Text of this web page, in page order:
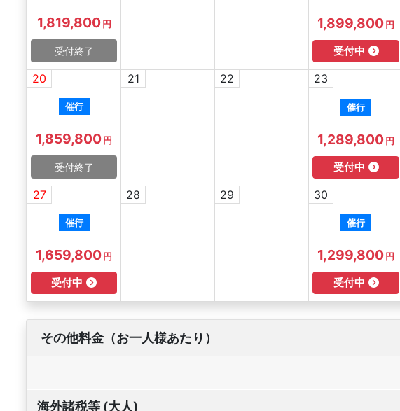
1,819,800 円
受付終了
1,899,800円
受付中
20
催行
1,859,800円
受付終了
21 22 23
催行
1,289,800円
受付中
27
催行
1,659,800円
受付中
28 29 30
催行
1,299,800円
受付中
その他料金（お一人様あたり）
海外諸税等 (大人)